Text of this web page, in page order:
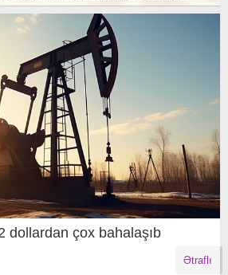
dollardan çox bahalaşıb
Ətraflı